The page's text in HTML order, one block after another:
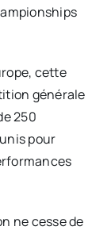
cette
générale
250
pour
ne cesse de